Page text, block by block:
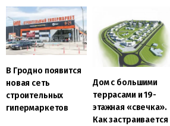
В Гродно появится
новая сеть
строительных
гипермаркетов
Дом с большими
террасами и 19-
этажная «свечка».
Как застраивается